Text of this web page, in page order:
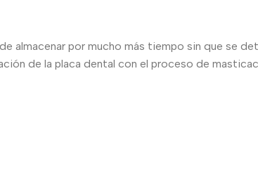
almacenar por mucho más tiempo sin que se
de la placa dental con el proceso de